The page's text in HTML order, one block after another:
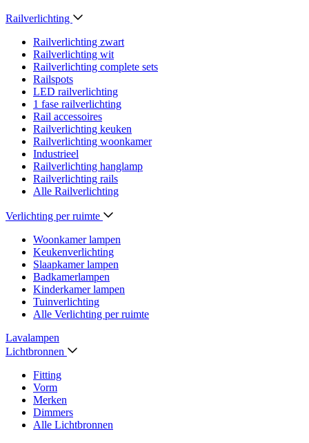
Railverlichting
Railverlichting zwart
Railverlichting wit
Railverlichting complete sets
Railspots
LED railverlichting
1 fase railverlichting
Rail accessoires
Railverlichting keuken
Railverlichting woonkamer
Industrieel
Railverlichting hanglamp
Railverlichting rails
Alle Railverlichting
Verlichting per ruimte
Woonkamer lampen
Keukenverlichting
Slaapkamer lampen
Badkamerlampen
Kinderkamer lampen
Tuinverlichting
Alle Verlichting per ruimte
Lavalampen
Lichtbronnen
Fitting
Vorm
Merken
Dimmers
Alle Lichtbronnen